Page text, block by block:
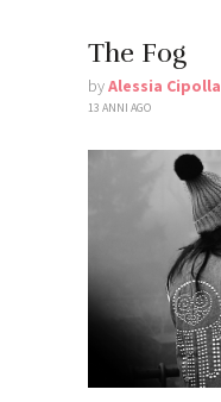
The Fog
byAlessia Cipolla
13 ANNI AGO